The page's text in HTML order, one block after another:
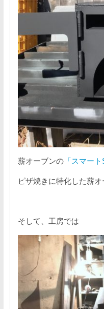
薪オーブンの「スマート
ピザ焼きに特化した薪オ
そして、工房では